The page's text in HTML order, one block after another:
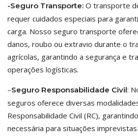
-Seguro Transporte: O transporte
requer cuidados especiais para
carga. Nosso seguro transporte
danos, roubo ou extravio durante o
agrícolas, garantindo a segurança e
operações logísticas.
–Seguro Responsabilidade Civil:
seguros oferece diversas
Responsabilidade Civil (RC),
necessária para situações